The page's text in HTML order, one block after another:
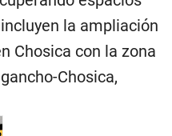
la ampliación
Chosica con la zona
Chosica,